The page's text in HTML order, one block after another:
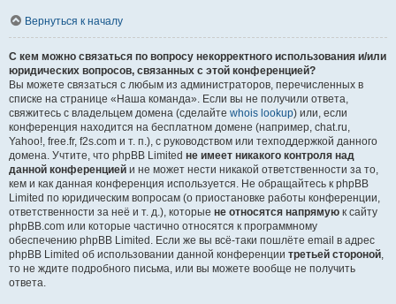
Вернуться к началу
С кем можно связаться по вопросу некорректного использования и/или
юридических вопросов, связанных с этой конференцией?
Вы можете связаться с любым из администраторов, перечисленных в
списке на странице «Наша команда». Если вы не получили ответа,
свяжитесь с владельцем домена (сделайте whois lookup) или, если
конференция находится на бесплатном домене (например, chat.ru,
Yahoo!, free.fr, f2s.com и т. п.), с руководством или техподдержкой данного
домена. Учтите, что phpBB Limited не имеет никакого контроля над
данной конференцией и не может нести никакой ответственности за то,
кем и как данная конференция используется. Не обращайтесь к phpBB
Limited по юридическим вопросам (о приостановке работы конференции,
ответственности за неё и т. д.), которые не относятся напрямую к сайту
phpBB.com или которые частично относятся к программному
обеспечению phpBB Limited. Если же вы всё-таки пошлёте email в адрес
phpBB Limited об использовании данной конференции третьей стороной,
то не ждите подробного письма, или вы можете вообще не получить
ответа.